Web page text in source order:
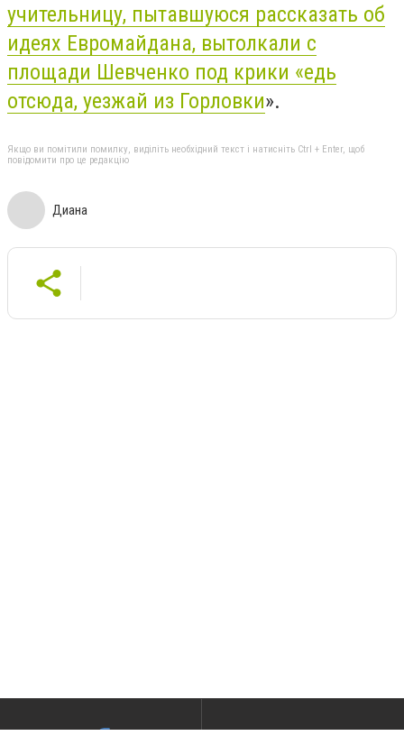
учительницу, пытавшуюся рассказать об
идеях Евромайдана, вытолкали с
площади Шевченко под крики «едь
отсюда, уезжай из Горловки».
Якщо ви помітили помилку, виділіть необхідний текст і натисніть Ctrl + Enter, щоб
повідомити про це редакцію
Диана